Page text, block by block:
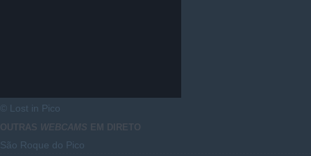
© Lost in Pico
OUTRAS WEBCAMS EM DIRETO
São Roque do Pico